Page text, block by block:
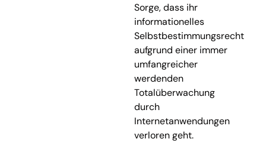
Sorge, dass ihr
informationelles
Selbstbestimmungsrecht
aufgrund einer immer
umfangreicher
werdenden
Totalüberwachung
durch
Internetanwendungen
verloren geht.